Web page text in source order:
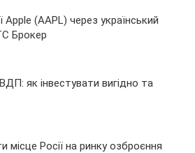
Apple (AAPL) через український
Брокер
як інвестувати вигідно та
місце Росії на ринку озброєння